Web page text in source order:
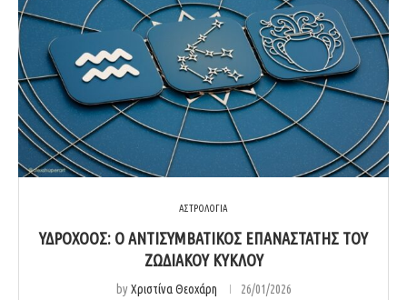
ΑΣΤΡΟΛΟΓΙΑ
ΥΔΡΟΧΌΟΣ: Ο ΑΝΤΙΣΥΜΒΑΤΙΚΌΣ ΕΠΑΝΑΣΤΆΤΗΣ ΤΟΥ
ΖΩΔΙΑΚΟΎ ΚΎΚΛΟΥ
byΧριστίνα Θεοχάρη 26/01/2026